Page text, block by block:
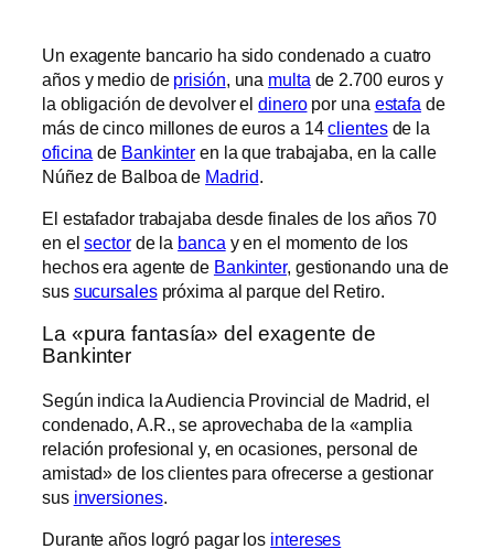
Un exagente bancario ha sido condenado a cuatro
años y medio de prisión , una multa de 2.700 euros y
la obligación de devolver eldineropor una estafa de
más de cinco millones de euros a 14clientesde la
oficina de Bankinter en la que trabajaba, en la calle
Núñez de Balboa de Madrid
El estafador trabajaba desde finales de los años 70
en elsectorde la banca y en el momento de los
hechos era agente de Bankinter, gestionando una de
sus sucursalespróxima al parque del Retiro.
La «pura fantasía» del exagente de
Bankinter
Según indica la Audiencia Provincial de Madrid, el
condenado, A.R., se aprovechaba de la «amplia
relación profesional y, en ocasiones, personal de
amistad» de los clientes para ofrecerse a gestionar
sus inversiones.
Durante años logró pagar los intereses